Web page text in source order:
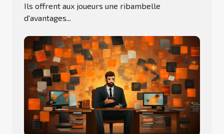
Ils offrent aux joueurs une ribambelle
d'avantages...